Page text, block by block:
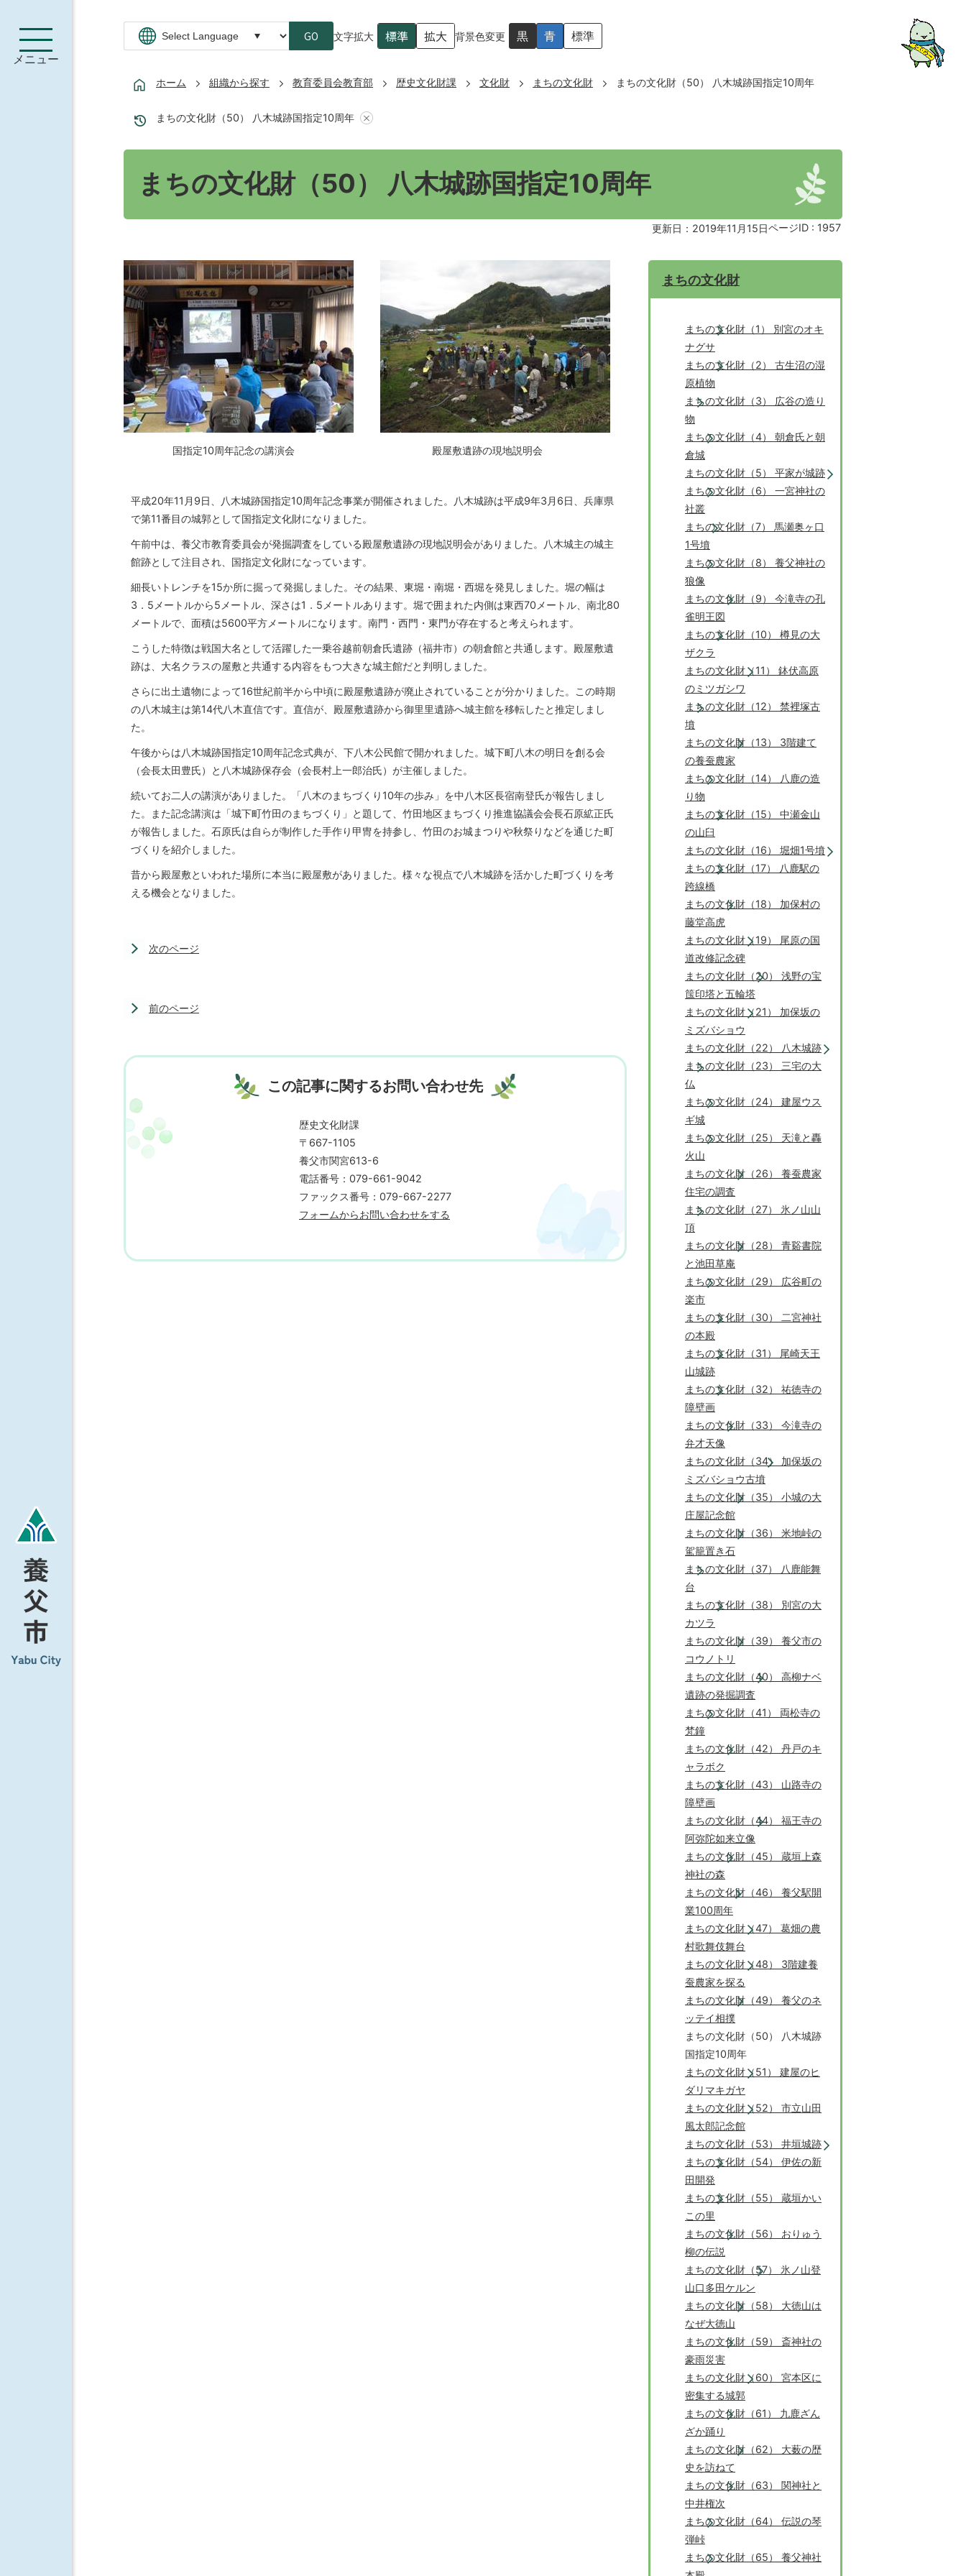
メニュー
GO 文字拡大 標準 拡大 背景色変更 黒 青 標準
ホーム 組織から探す 教育委員会教育部 歴史文化財課 文化財 まちの文化財 まちの文化財（50） 八木城跡国指定10周年
まちの文化財（50） 八木城跡国指定10周年
まちの文化財（50） 八木城跡国指定10周年
更新日：2019年11月15日ページID : 1957
国指定10周年記念の講演会 殿屋敷遺跡の現地説明会
平成20年11月9日、八木城跡国指定10周年記念事業が開催されました。八木城跡は平成9年3月6日、兵庫県
で第11番目の城郭として国指定文化財になりました。
午前中は、養父市教育委員会が発掘調査をしている殿屋敷遺跡の現地説明会がありました。八木城主の城主
館跡として注目され、国指定文化財になっています。
細長いトレンチを15か所に掘って発掘しました。その結果、東堀・南堀・西堀を発見しました。堀の幅は
3．5メートルから5メートル、深さは1．5メートルあります。堀で囲まれた内側は東西70メートル、南北80
メートルで、面積は5600平方メートルになります。南門・西門・東門が存在すると考えられます。
こうした特徴は戦国大名として活躍した一乗谷越前朝倉氏遺跡（福井市）の朝倉館と共通します。殿屋敷遺
跡は、大名クラスの屋敷と共通する内容をもつ大きな城主館だと判明しました。
さらに出土遺物によって16世紀前半から中頃に殿屋敷遺跡が廃止されていることが分かりました。この時期
の八木城主は第14代八木直信です。直信が、殿屋敷遺跡から御里里遺跡へ城主館を移転したと推定しまし
た。
午後からは八木城跡国指定10周年記念式典が、下八木公民館で開かれました。城下町八木の明日を創る会
（会長太田豊氏）と八木城跡保存会（会長村上一郎治氏）が主催しました。
続いてお二人の講演がありました。「八木のまちづくり10年の歩み」を中八木区長宿南登氏が報告しまし
た。また記念講演は「城下町竹田のまちづくり」と題して、竹田地区まちづくり推進協議会会長石原絋正氏
が報告しました。石原氏は自らが制作した手作り甲冑を持参し、竹田のお城まつりや秋祭りなどを通じた町
づくりを紹介しました。
昔から殿屋敷といわれた場所に本当に殿屋敷がありました。様々な視点で八木城跡を活かした町づくりを考
える機会となりました。
次のページ
前のページ
この記事に関するお問い合わせ先
歴史文化財課
〒667-1105
養父市関宮613-6
電話番号：079-661-9042
ファックス番号：079-667-2277
フォームからお問い合わせをする
まちの文化財
まちの文化財（1） 別宮のオキ
ナグサ
まちの文化財（2） 古生沼の湿
原植物
まちの文化財（3） 広谷の造り
物
まちの文化財（4） 朝倉氏と朝
倉城
まちの文化財（5） 平家が城跡
まちの文化財（6） 一宮神社の
社叢
まちの文化財（7） 馬瀬奥ヶ口
1号墳
まちの文化財（8） 養父神社の
狼像
まちの文化財（9） 今滝寺の孔
雀明王図
まちの文化財（10） 樽見の大
ザクラ
まちの文化財（11） 鉢伏高原
のミツガシワ
まちの文化財（12） 禁裡塚古
墳
まちの文化財（13） 3階建て
の養蚕農家
まちの文化財（14） 八鹿の造
り物
まちの文化財（15） 中瀬金山
の山臼
まちの文化財（16） 堀畑1号墳
まちの文化財（17） 八鹿駅の
跨線橋
まちの文化財（18） 加保村の
藤堂高虎
まちの文化財（19） 尾原の国
道改修記念碑
まちの文化財（20） 浅野の宝
筺印塔と五輪塔
まちの文化財（21） 加保坂の
ミズバショウ
まちの文化財（22） 八木城跡
まちの文化財（23） 三宅の大
仏
まちの文化財（24） 建屋ウス
ギ城
まちの文化財（25） 天滝と轟
火山
まちの文化財（26） 養蚕農家
住宅の調査
まちの文化財（27） 氷ノ山山
頂
まちの文化財（28） 青谿書院
と池田草庵
まちの文化財（29） 広谷町の
楽市
まちの文化財（30） 二宮神社
の本殿
まちの文化財（31） 尾崎天王
山城跡
まちの文化財（32） 祐徳寺の
障壁画
まちの文化財（33） 今滝寺の
弁才天像
まちの文化財（34） 加保坂の
ミズバショウ古墳
まちの文化財（35） 小城の大
庄屋記念館
まちの文化財（36） 米地峠の
駕籠置き石
まちの文化財（37） 八鹿能舞
台
まちの文化財（38） 別宮の大
カツラ
まちの文化財（39） 養父市の
コウノトリ
まちの文化財（40） 高柳ナベ
遺跡の発掘調査
まちの文化財（41） 両松寺の
梵鐘
まちの文化財（42） 丹戸のキ
ャラボク
まちの文化財（43） 山路寺の
障壁画
まちの文化財（44） 福王寺の
阿弥陀如来立像
まちの文化財（45） 蔵垣上森
神社の森
まちの文化財（46） 養父駅開
業100周年
まちの文化財（47） 葛畑の農
村歌舞伎舞台
まちの文化財（48） 3階建養
蚕農家を探る
まちの文化財（49） 養父のネ
ッテイ相撲
まちの文化財（50） 八木城跡
国指定10周年
まちの文化財（51） 建屋のヒ
ダリマキガヤ
まちの文化財（52） 市立山田
風太郎記念館
まちの文化財（53） 井垣城跡
まちの文化財（54） 伊佐の新
田開発
まちの文化財（55） 蔵垣かい
この里
まちの文化財（56） おりゅう
柳の伝説
まちの文化財（57） 氷ノ山登
山口多田ケルン
まちの文化財（58） 大徳山は
なぜ大徳山
まちの文化財（59） 斎神社の
豪雨災害
まちの文化財（60） 宮本区に
密集する城郭
まちの文化財（61） 九鹿ざん
ざか踊り
まちの文化財（62） 大薮の歴
史を訪ねて
まちの文化財（63） 関神社と
中井権次
まちの文化財（64） 伝説の琴
弾峠
まちの文化財（65） 養父神社